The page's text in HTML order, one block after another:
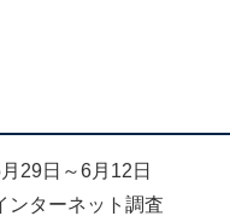
29日～6月12日
ンターネット調査